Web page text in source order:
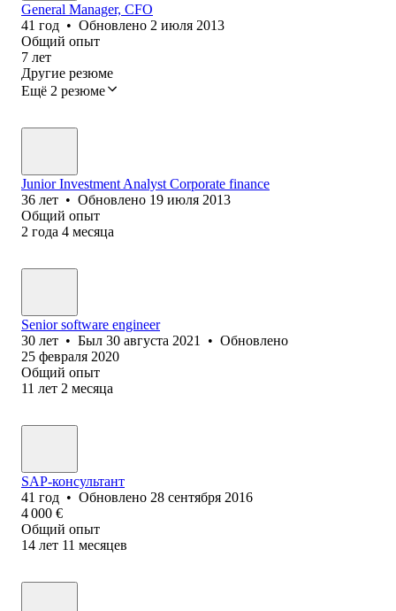
General Manager, CFO
41 год • Обновлено 2 июля 2013
Общий опыт
7 лет
Другие резюме
Ещё 2 резюме
Junior Investment Analyst Corporate finance
36 лет • Обновлено 19 июля 2013
Общий опыт
2 года 4 месяца
Senior software engineer
30 лет • Был 30 августа 2021 • Обновлено
25 февраля 2020
Общий опыт
11 лет 2 месяца
SAP-консультант
41 год • Обновлено 28 сентября 2016
4 000 €
Общий опыт
14 лет 11 месяцев